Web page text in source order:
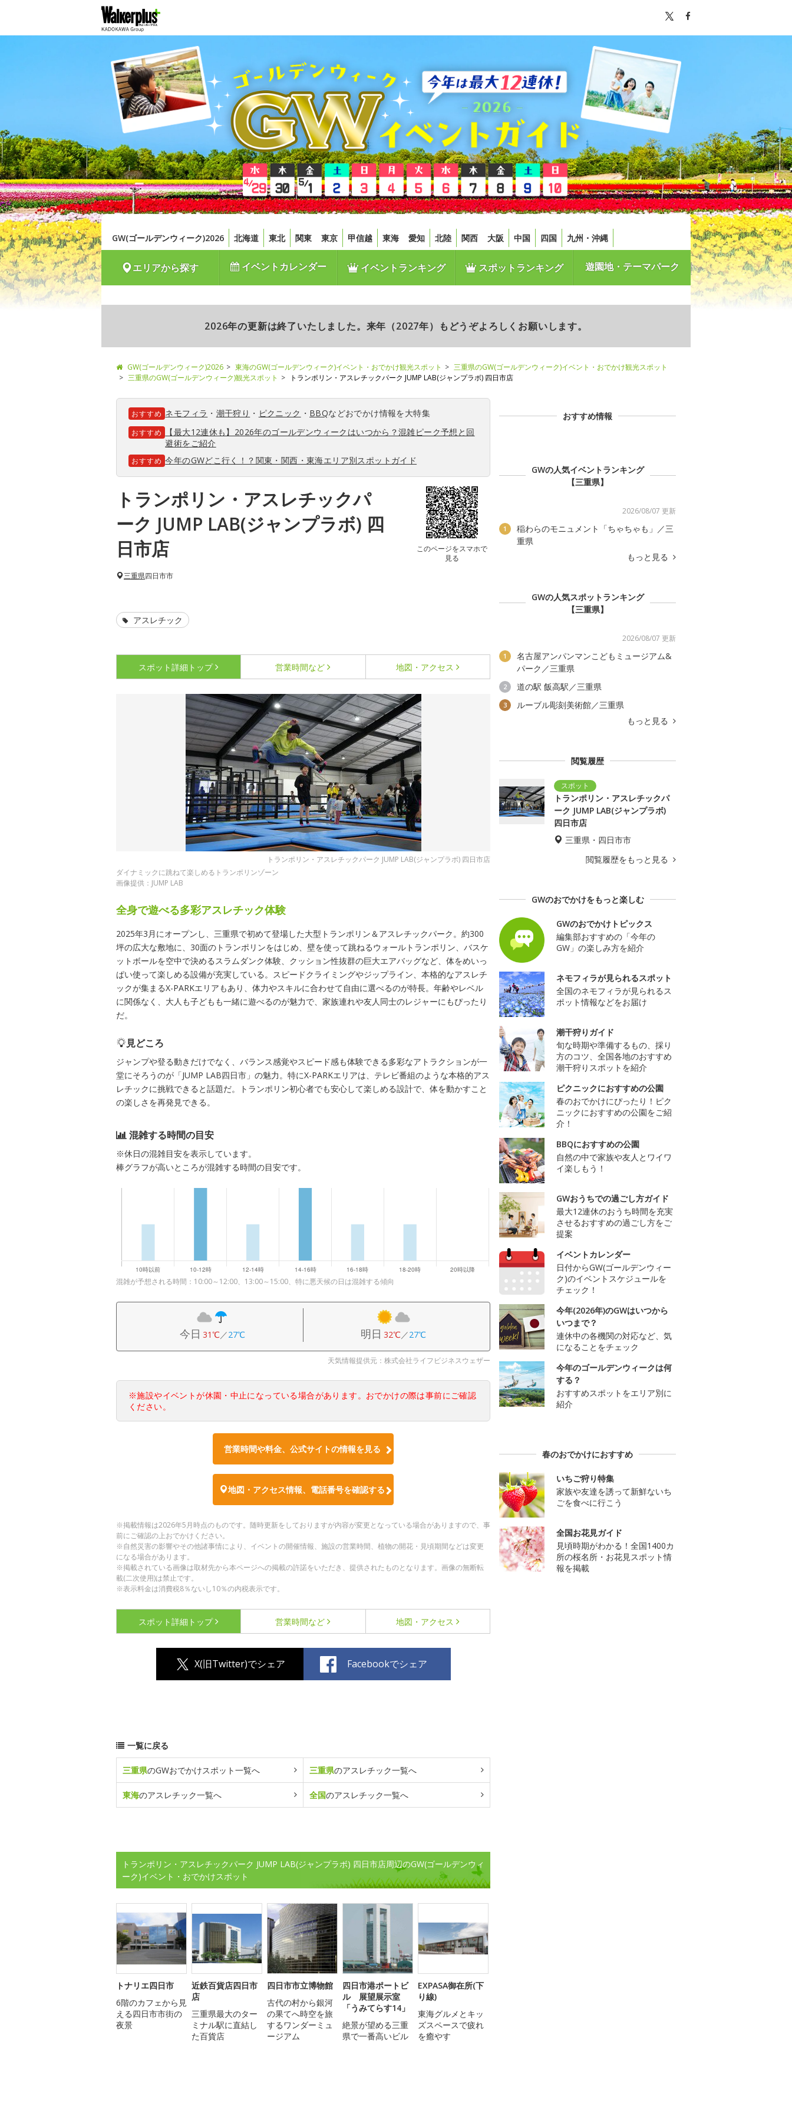
GW(ゴールデンウィーク)2026 北海道 東北 関東 東京 甲信越 東海 愛知 北陸 関西 大阪 中国 四国 九州・沖縄
エリアから探す イベントカレンダー イベントランキング スポットランキング 遊園地・テーマパーク
2026年の更新は終了いたしました。来年（2027年）もどうぞよろしくお願いします。
GW(ゴールデンウィーク)2026 東海のGW(ゴールデンウィーク)イベント・おでかけ観光スポット
三重県のGW(ゴールデンウィーク)イベント・おでかけ観光スポット
三重県のGW(ゴールデンウィーク)観光スポット
トランポリン・アスレチックパーク JUMP LAB(ジャンプラボ) 四日市店
おすすめ ネモフィラ ・ 潮干狩り ・ ピクニック ・ BBQなどおでかけ情報を大特集
おすすめ
【最大12連休も】2026年のゴールデンウィークはいつから？混雑ピーク予想と回
避術をご紹介
おすすめ 今年のGWどこ行く！？関東・関西・東海エリア別スポットガイド
トランポリン・アスレチックパ
ーク JUMP LAB(ジャンプラボ) 四
日市店
このページをスマホで
見る
三重県四日市市
アスレチック
スポット詳細 トップ 営業時間など 地図・アクセス
トランポリン・アスレチックパーク JUMP LAB(ジャンプラボ) 四日市店
ダイナミックに跳ねて楽しめるトランポリンゾーン
画像提供：JUMP LAB
全身で遊べる多彩アスレチック体験
2025年3月にオープンし、三重県で初めて登場した大型トランポリン＆アスレチックパーク。約300
坪の広大な敷地に、30面のトランポリンをはじめ、壁を使って跳ねるウォールトランポリン、バスケ
ットボールを空中で決めるスラムダンク体験、クッション性抜群の巨大エアバッグなど、体をめいっ
ぱい使って楽しめる設備が充実している。スピードクライミングやジップライン、本格的なアスレチ
ックが集まるX-PARKエリアもあり、体力やスキルに合わせて自由に選べるのが特長。年齢やレベル
に関係なく、大人も子どもも一緒に遊べるのが魅力で、家族連れや友人同士のレジャーにもぴったり
だ。
見どころ
ジャンプや登る動きだけでなく、バランス感覚やスピード感も体験できる多彩なアトラクションが一
堂にそろうのが「JUMP LAB四日市」の魅力。特にX-PARKエリアは、テレビ番組のような本格的アス
レチックに挑戦できると話題だ。トランポリン初心者でも安心して楽しめる設計で、体を動かすこと
の楽しさを再発見できる。
混雑する時間の目安
※休日の混雑目安を表示しています。
棒グラフが高いところが混雑する時間の目安です。
混雑が予想される時間：10:00～12:00、13:00～15:00、特に悪天候の日は混雑する傾向
今日 31℃／27℃ 明日 32℃／27℃
天気情報提供元：株式会社ライフビジネスウェザー
※施設やイベントが休園・中止になっている場合があります。おでかけの際は事前にご確認
ください。
営業時間や料金、公式サイトの情報を見る
地図・アクセス情報、電話番号を確認する
※掲載情報は2026年5月時点のものです。随時更新をしておりますが内容が変更となっている場合がありますので、事
前にご確認の上おでかけください。
※自然災害の影響やその他諸事情により、イベントの開催情報、施設の営業時間、植物の開花・見頃期間などは変更
になる場合があります。
※掲載されている画像は取材先から本ページへの掲載の許諾をいただき、提供されたものとなります。画像の無断転
載(二次使用)は禁止です。
※表示料金は消費税8％ないし10％の内税表示です。
スポット詳細 トップ 営業時間など 地図・アクセス
X(旧Twitter)でシェア Facebookでシェア
一覧に戻る
三重県のGWおでかけスポット一覧へ 三重県のアスレチック一覧へ
東海のアスレチック一覧へ 全国のアスレチック一覧へ
トランポリン・アスレチックパーク JUMP LAB(ジャンプラボ) 四日市店周辺のGW(ゴールデンウィ
ーク)イベント・おでかけスポット
トナリエ四日市
6階のカフェから見
える四日市市街の
夜景
近鉄百貨店四日市
店
三重県最大のター
ミナル駅に直結し
た百貨店
四日市市立博物館
古代の村から銀河
の果てへ時空を旅
するワンダーミュ
ージアム
四日市港ポートビ
ル 展望展示室
「うみてらす14」
絶景が望める三重
県で一番高いビル
EXPASA御在所(下
り線)
東海グルメとキッ
ズスペースで疲れ
を癒やす
おすすめ情報
GWの人気イベントランキング
【三重県】
2026/08/07 更新
1
稲わらのモニュメント「ちゃちゃも」／三
重県
もっと見る
GWの人気スポットランキング
【三重県】
2026/08/07 更新
1
名古屋アンパンマンこどもミュージアム&
パーク／三重県
2 道の駅 飯高駅／三重県
3
ルーブル彫刻美術館／三重県
もっと見る
閲覧履歴
トランポリン・アスレチックパ
ーク JUMP LAB(ジャンプラボ)
四日市店
三重県・四日市市
閲覧履歴をもっと見る
GWのおでかけをもっと楽しむ
GWのおでかけトピックス
編集部おすすめの「今年の
GW」の楽しみ方を紹介
ネモフィラが見られるスポット
全国のネモフィラが見られるス
ポット情報などをお届け
潮干狩りガイド
旬な時期や準備するもの、採り
方のコツ、全国各地のおすすめ
潮干狩りスポットを紹介
ピクニックにおすすめの公園
春のおでかけにぴったり！ピク
ニックにおすすめの公園をご紹
介！
BBQにおすすめの公園
自然の中で家族や友人とワイワ
イ楽しもう！
GWおうちでの過ごし方ガイド
最大12連休のおうち時間を充実
させるおすすめの過ごし方をご
提案
イベントカレンダー
日付からGW(ゴールデンウィー
ク)のイベントスケジュールを
チェック！
今年(2026年)のGWはいつから
いつまで？
連休中の各機関の対応など、気
になることをチェック
今年のゴールデンウィークは何
する？
おすすめスポットをエリア別に
紹介
春のおでかけにおすすめ
いちご狩り特集
家族や友達を誘って新鮮ないち
ごを食べに行こう
全国お花見ガイド
見頃時期がわかる！全国1400カ
所の桜名所・お花見スポット情
報を掲載